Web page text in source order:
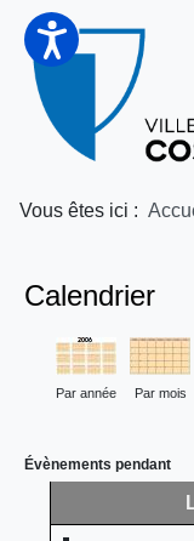
Vous êtes ici :
Calendrier
Par année Par mois
Évènements pendant